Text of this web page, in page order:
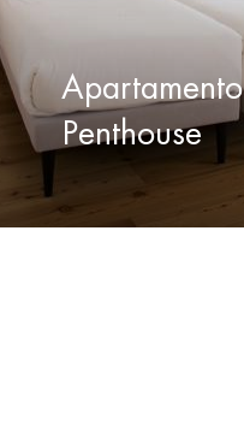
Apartamento
Penthouse